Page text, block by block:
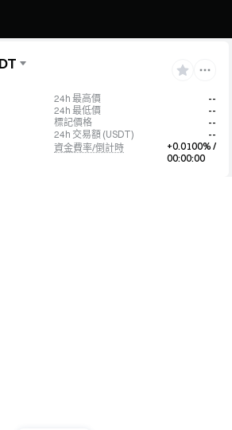
24h 最高價
--
24h 最低價
--
標記價格
--
24h 交易額 (USDT)
--
資金費率/倒計時
+0.0100% /
00:00:00